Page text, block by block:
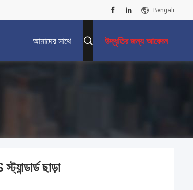
Bengali
আমাদের সাথে উদ্ধৃতির জন্য আবেদন
ছাড়া